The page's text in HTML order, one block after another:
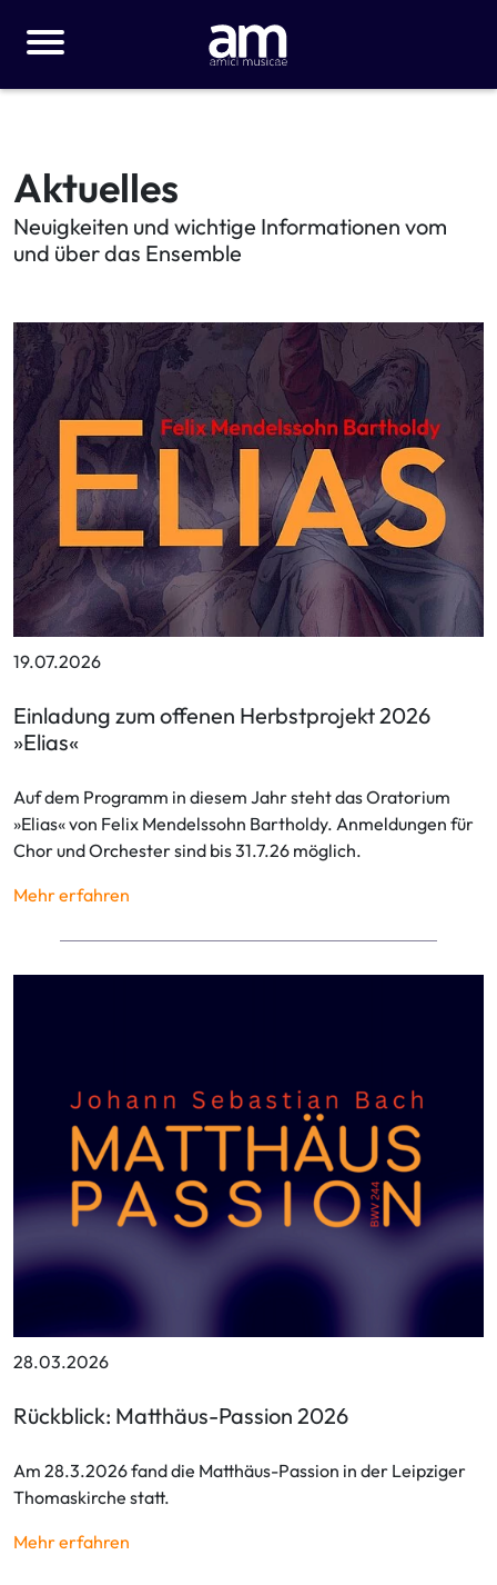
Aktuelles
Neuigkeiten und wichtige Informationen vom
und über das Ensemble
19.07.2026
Einladung zum offenen Herbstprojekt 2026
»Elias«
Auf dem Programm in diesem Jahr steht das Oratorium
»Elias« von Felix Mendelssohn Bartholdy. Anmeldungen für
Chor und Orchester sind bis 31.7.26 möglich.
Mehr erfahren
28.03.2026
Rückblick: Matthäus-Passion 2026
Am 28.3.2026 fand die Matthäus-Passion in der Leipziger
Thomaskirche statt.
Mehr erfahren